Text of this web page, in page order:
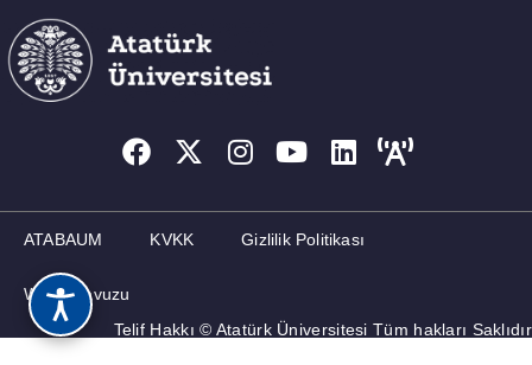
ATABAUM KVKK Gizlilik Politikası
Web Kılavuzu
Telif Hakkı © Atatürk Üniversitesi Tüm hakları Saklıdır